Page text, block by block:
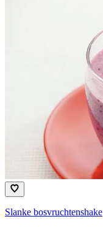
Slanke bosvruchtenshake